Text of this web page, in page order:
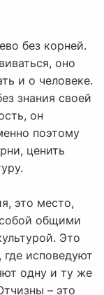
без корней.
оно
и о человеке.
знания своей
он
поэтому
ценить
это место,
общими
Это
исповедуют
одну и ту же
– это